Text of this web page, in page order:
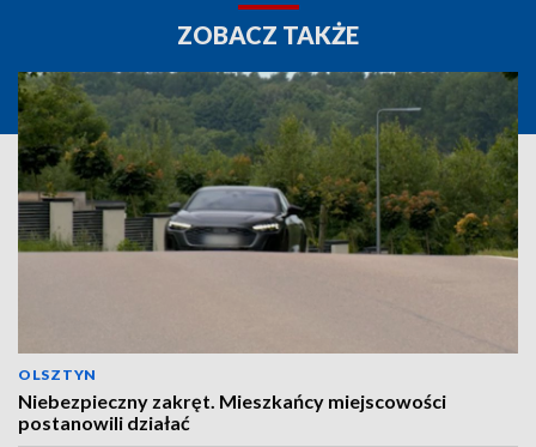
ZOBACZ TAKŻE
OLSZTYN
Niebezpieczny zakręt. Mieszkańcy miejscowości
postanowili działać